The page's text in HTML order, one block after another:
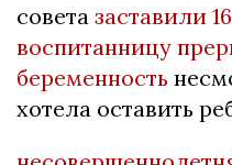
совета заставили
воспитанницу
беременность
хотела оставить